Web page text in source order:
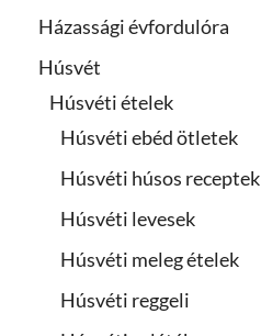
Házassági évfordulóra
Húsvét
Húsvéti ételek
Húsvéti ebéd ötletek
Húsvéti húsos receptek
Húsvéti levesek
Húsvéti meleg ételek
Húsvéti reggeli